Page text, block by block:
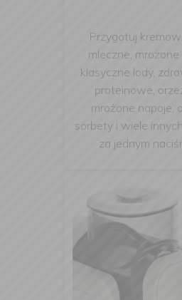
Przygotuj
mleczne,
klasyczne lody,
proteinowe,
mrożone napoje,
sorbety i wiele
za jednym